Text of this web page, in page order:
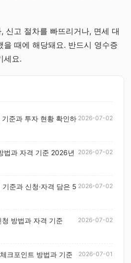
신고 절차를 빠뜨리거나, 면세 대
을 때에 해당돼요. 반드시 영수증
세요.
준과 투자 현황 확인하 2026-07-02
법과 자격 기준 2026년
2026-07-02
준과 신청·자격 담은 5 2026-07-02
방법과 자격 기준
2026-07-02
크포인트 방법과 기준
2026-07-01